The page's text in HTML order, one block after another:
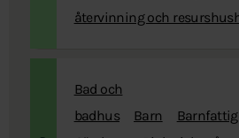
återvinning och
Bad och
badhus
Barn